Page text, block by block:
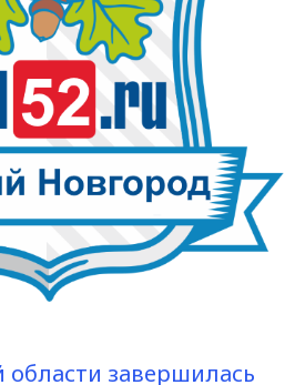
завершилась